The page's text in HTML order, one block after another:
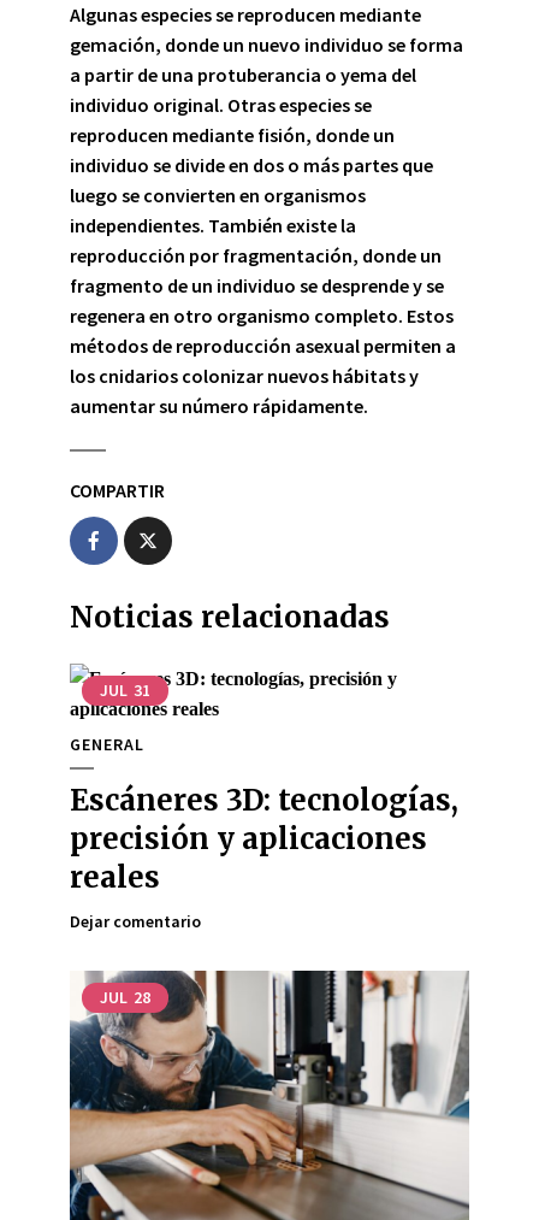
Algunas especies se reproducen mediante
gemación, donde un nuevo individuo se forma
a partir de una protuberancia o yema del
individuo original. Otras especies se
reproducen mediante fisión, donde un
individuo se divide en dos o más partes que
luego se convierten en organismos
independientes. También existe la
reproducción por fragmentación, donde un
fragmento de un individuo se desprende y se
regenera en otro organismo completo. Estos
métodos de reproducción asexual permiten a
los cnidarios colonizar nuevos hábitats y
aumentar su número rápidamente.
COMPARTIR
Noticias relacionadas
JUL 31
GENERAL
Escáneres 3D: tecnologías,
precisión y aplicaciones
reales
Dejar comentario
JUL 28